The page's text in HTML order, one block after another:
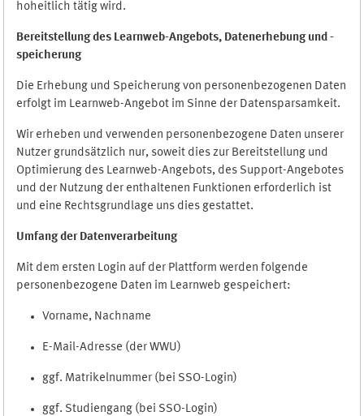
hoheitlich tätig wird.
Bereitstellung des Learnweb-Angebots, Datenerhebung und -
speicherung
Die Erhebung und Speicherung von personenbezogenen Daten
erfolgt im Learnweb-Angebot im Sinne der Datensparsamkeit.
Wir erheben und verwenden personenbezogene Daten unserer
Nutzer grundsätzlich nur, soweit dies zur Bereitstellung und
Optimierung des Learnweb-Angebots, des Support-Angebotes
und der Nutzung der enthaltenen Funktionen erforderlich ist
und eine Rechtsgrundlage uns dies gestattet.
Umfang der Datenverarbeitung
Mit dem ersten Login auf der Plattform werden folgende
personenbezogene Daten im Learnweb gespeichert:
Vorname, Nachname
E-Mail-Adresse (der WWU)
ggf. Matrikelnummer (bei SSO-Login)
ggf. Studiengang (bei SSO-Login)